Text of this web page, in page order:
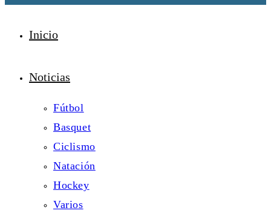
Inicio
Noticias
Fútbol
Basquet
Ciclismo
Natación
Hockey
Varios